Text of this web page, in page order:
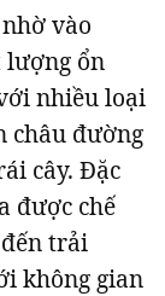
vào
lượng ổn
nhiều loại
châu đường
cây. Đặc
được chế
trải
không gian